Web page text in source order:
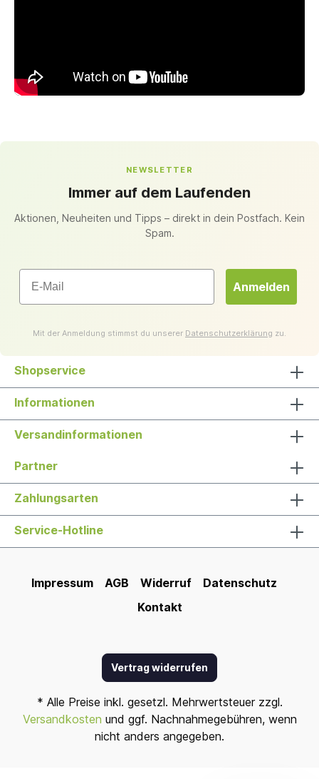
NEWSLETTER
Immer auf dem Laufenden
Aktionen, Neuheiten und Tipps – direkt in dein Postfach. Kein
Spam.
Email
Anmelden
Mit der Anmeldung stimmst du unserer Datenschutzerklärung zu.
Shopservice
Informationen
Versandinformationen
Partner
Zahlungsarten
Service-Hotline
Impressum AGB Widerruf
Datenschutz
Kontakt
Vertrag widerrufen
* Alle Preise inkl. gesetzl. Mehrwertsteuer zzgl.
Versandkosten und ggf. Nachnahmegebühren, wenn
nicht anders angegeben.